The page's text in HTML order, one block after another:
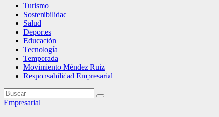
Turismo
Sostenibilidad
Salud
Deportes
Educación
Tecnología
Temporada
Movimiento Méndez Ruiz
Responsabilidad Empresarial
Empresarial